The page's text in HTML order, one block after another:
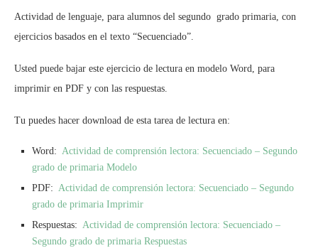
Actividad de lenguaje, para alumnos del segundo grado primaria, con
ejercicios basados en el texto “Secuenciado”.
Usted puede bajar este ejercicio de lectura en modelo Word, para
imprimir en PDF y con las respuestas.
Tu puedes hacer download de esta tarea de lectura en:
Word: Actividad de comprensión lectora: Secuenciado – Segundo
grado de primaria Modelo
PDF: Actividad de comprensión lectora: Secuenciado – Segundo
grado de primaria Imprimir
Respuestas: Actividad de comprensión lectora: Secuenciado –
Segundo grado de primaria Respuestas